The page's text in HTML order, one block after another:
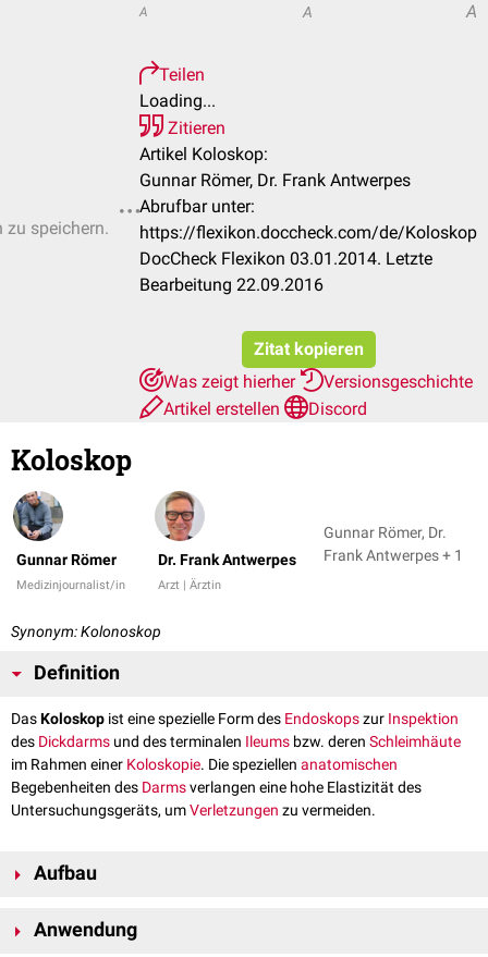
zu speichern.
A A A
Teilen
Loading...
Zitieren
Artikel Koloskop:
Gunnar Römer, Dr. Frank Antwerpes
Abrufbar unter:
https://flexikon.doccheck.com/de/Koloskop
DocCheck Flexikon 03.01.2014. Letzte
Bearbeitung 22.09.2016
Zitat kopieren
Was zeigt hierher
Versionsgeschichte
Artikel erstellen
Discord
Koloskop
Gunnar Römer
Medizinjournalist/in
Dr. Frank Antwerpes
Arzt | Ärztin
Gunnar Römer, Dr.
Frank Antwerpes + 1
Synonym: Kolonoskop
Definition
DasKoloskop ist eine spezielle Form des Endoskopszur Inspektion
des Dickdarms und des terminalen Ileums bzw. deren Schleimhäute
im Rahmen einer Koloskopie. Die speziellen anatomischen
Begebenheiten des Darmsverlangen eine hohe Elastizität des
Untersuchungsgeräts, umVerletzungen zu vermeiden.
Aufbau
sich ein oder mehrere CCD-Chips und eine
Anwendung